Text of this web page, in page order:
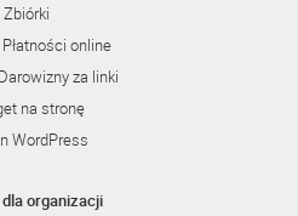
Zbiórki
Płatności online
za linki
na stronę
WordPress
organizacji